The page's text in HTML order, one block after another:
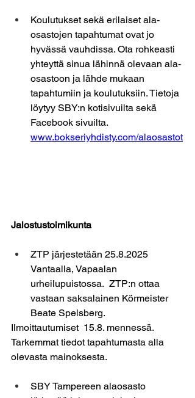
Koulutukset sekä erilaiset ala-
osastojen tapahtumat ovat jo
hyvässä vauhdissa. Ota rohkeasti
yhteyttä sinua lähinnä olevaan ala-
osastoon ja lähde mukaan
tapahtumiin ja koulutuksiin. Tietoja
löytyy SBY:n kotisivuilta sekä
Facebook sivuilta.
www.bokseriyhdisty.com/alaosastot
Jalostustoimikunta
ZTP järjestetään 25.8.2025
Vantaalla, Vapaalan
urheilupuistossa.  ZTP:n ottaa
vastaan saksalainen Körmeister
Beate Spelsberg.
Ilmoittautumiset  15.8. mennessä.
Tarkemmat tiedot tapahtumasta alla
olevasta mainoksesta.
SBY Tampereen alaosasto